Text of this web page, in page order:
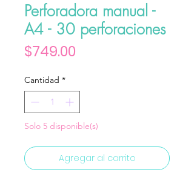
Perforadora manual -
A4 - 30 perforaciones
$749.00
Cantidad *
Solo 5 disponible(s)
Agregar al carrito